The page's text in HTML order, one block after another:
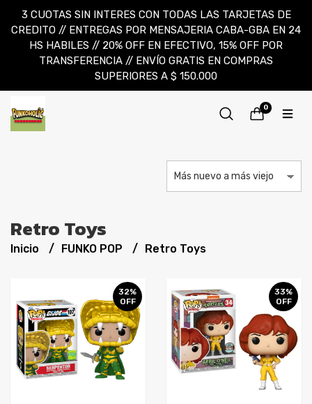
3 CUOTAS SIN INTERES CON TODAS LAS TARJETAS DE
CREDITO // ENTREGAS POR MENSAJERIA CABA-GBA EN 24
HS HABILES // 20% OFF EN EFECTIVO, 15% OFF POR
TRANSFERENCIA // ENVÍO GRATIS EN COMPRAS
SUPERIORES A $ 150.000
0
Retro Toys
Inicio FUNKO POP Retro Toys
32%
OFF
33%
OFF